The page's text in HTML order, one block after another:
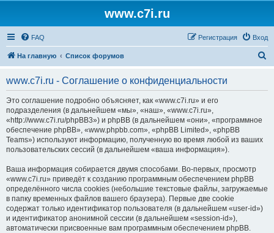
www.c7i.ru
FAQ Вход
Регистрация
На главную Список форумов
www.c7i.ru - Соглашение о конфиденциальности
Это соглашение подробно объясняет, как «www.c7i.ru» и его
подразделения (в дальнейшем «мы», «наш», «www.c7i.ru»,
«http://www.c7i.ru/phpBB3») и phpBB (в дальнейшем «они», «программное
обеспечение phpBB», «www.phpbb.com», «phpBB Limited», «phpBB
Teams») используют информацию, полученную во время любой из ваших
пользовательских сессий (в дальнейшем «ваша информация»).
Ваша информация собирается двумя способами. Во-первых, просмотр
«www.c7i.ru» приведёт к созданию программным обеспечением phpBB
определённого числа cookies (небольшие текстовые файлы, загружаемые
в папку временных файлов вашего браузера). Первые две cookie
содержат только идентификатор пользователя (в дальнейшем «user-id»)
и идентификатор анонимной сессии (в дальнейшем «session-id»),
автоматически присвоенные вам программным обеспечением phpBB.